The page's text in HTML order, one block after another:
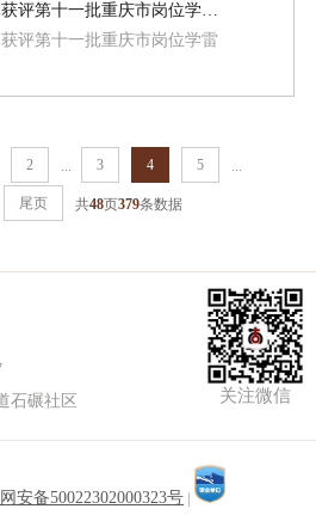
潼南1个集体获评第十一批重庆市岗位学雷锋标兵
评第十一批重庆市岗位学雷
2 ... 3 4 5 ...
尾页 共48页379条数据
石碾社区
关注微信
安备50022302000323号 |